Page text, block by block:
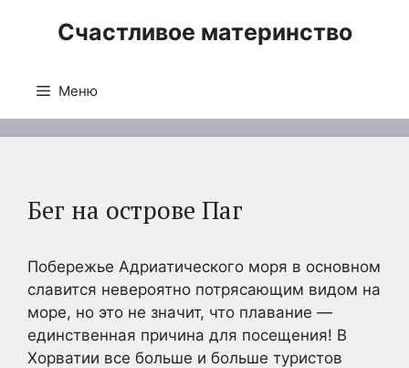
Счастливое материнство
Меню
Бег на острове Паг
Побережье Адриатического моря в основном
славится невероятно потрясающим видом на
море, но это не значит, что плавание —
единственная причина для посещения! В
Хорватии все больше и больше туристов